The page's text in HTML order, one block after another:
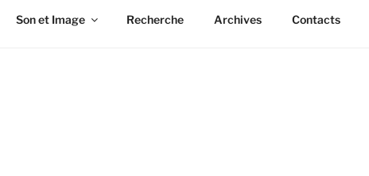
Son et Image Recherche Archives Contacts